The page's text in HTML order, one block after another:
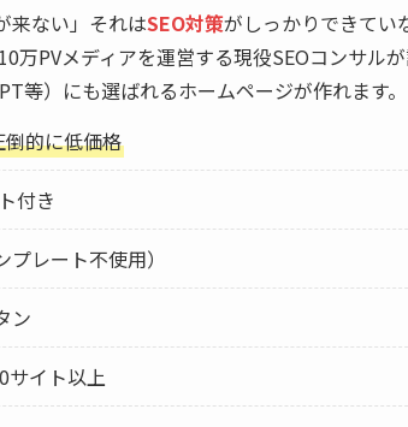
来ない」それはSEO対策がしっかりできてい
万PVメディアを運営する現役SEOコンサル
等）にも選ばれるホームページが作れます。
倒的に低価格
付き
プレート不使用）
ン
サイト以上